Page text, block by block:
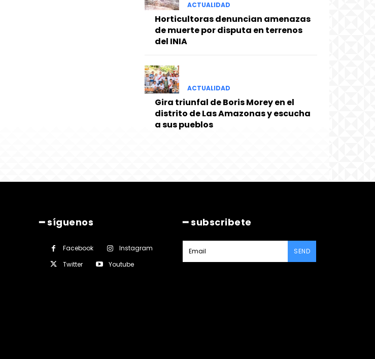
ACTUALIDAD
Horticultoras denuncian amenazas
de muerte por disputa en terrenos
del INIA
ACTUALIDAD
Gira triunfal de Boris Morey en el
distrito de Las Amazonas y escucha
a sus pueblos
━ síguenos
Facebook
Instagram
Twitter
Youtube
━ subscribete
SEND